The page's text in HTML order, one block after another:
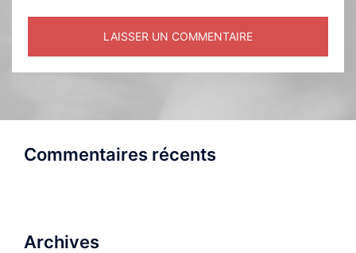
Commentaires récents
Archives